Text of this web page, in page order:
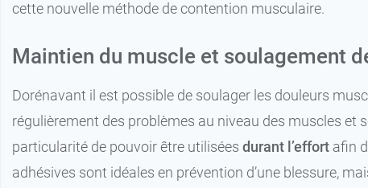
cette nouvelle méthode de contention musculaire.
Maintien du muscle et soulagement
Dorénavant il est possible de soulager les douleurs
régulièrement des problèmes au niveau des muscles et
particularité de pouvoir être utilisées durant l’effort afin
adhésives sont idéales en prévention d’une blessure,